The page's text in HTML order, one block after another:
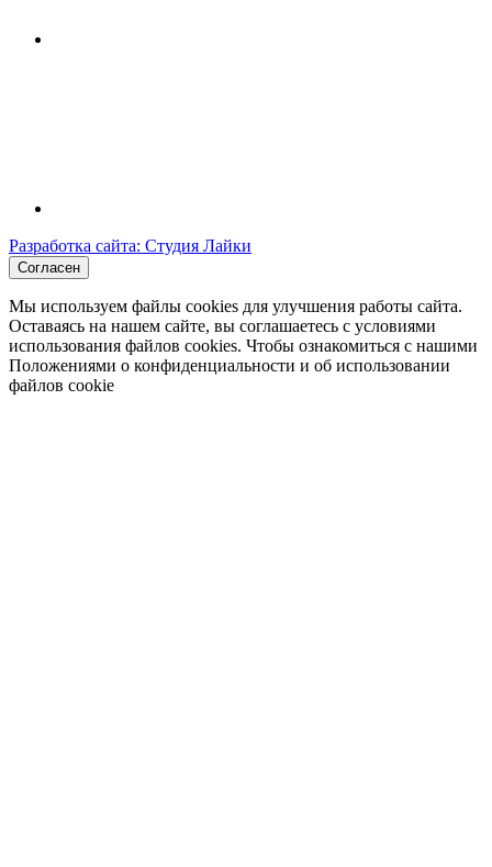
Разработка сайта: Студия Лайки
Согласен
Мы используем файлы cookies для улучшения работы сайта.
Оставаясь на нашем сайте, вы соглашаетесь с условиями
использования файлов cookies. Чтобы ознакомиться с нашими
Положениями о конфиденциальности и об использовании
файлов cookie